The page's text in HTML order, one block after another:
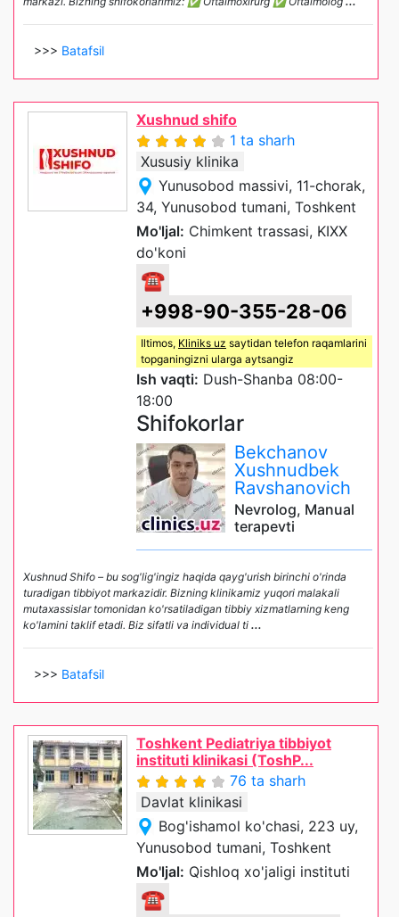
>>> Batafsil
Xushnud shifo
1 ta sharh
Xususiy klinika
Yunusobod massivi, 11-chorak,
34, Yunusobod tumani, Toshkent
Mo'ljal: Chimkent trassasi, KIXX
do'koni
☎
+998-90-355-28-06
Iltimos, Kliniks uz saytidan telefon raqamlarini
topganingizni ularga aytsangiz
Ish vaqti: Dush-Shanba 08:00-
18:00
Shifokorlar
Bekchanov
Xushnudbek
Ravshanovich
Nevrolog, Manual
terapevti
Xushnud Shifo – bu sog'lig'ingiz haqida qayg'urish birinchi o'rinda
turadigan tibbiyot markazidir. Bizning klinikamiz yuqori malakali
mutaxassislar tomonidan ko'rsatiladigan tibbiy xizmatlarning keng
ko'lamini taklif etadi. Biz sifatli va individual ti ...
>>> Batafsil
Toshkent Pediatriya tibbiyot
instituti klinikasi (ToshP...
76 ta sharh
Davlat klinikasi
Bog'ishamol ko'chasi, 223 uy,
Yunusobod tumani, Toshkent
Mo'ljal: Qishloq xo'jaligi instituti
☎